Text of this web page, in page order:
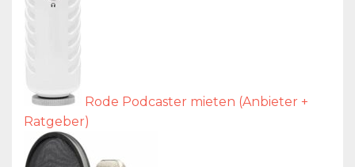
Rode Podcaster mieten (Anbieter +
Ratgeber)